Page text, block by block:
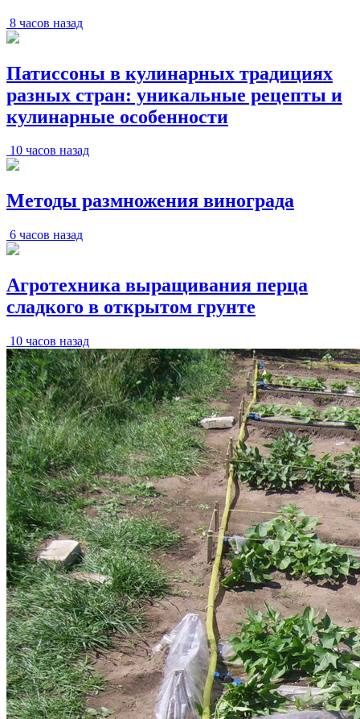
8 часов назад
Патиссоны в кулинарных традициях
разных стран: уникальные рецепты и
кулинарные особенности
10 часов назад
Методы размножения винограда
6 часов назад
Агротехника выращивания перца
сладкого в открытом грунте
10 часов назад